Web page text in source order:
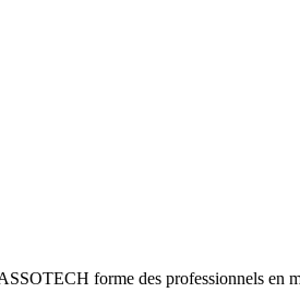
forme des professionnels en